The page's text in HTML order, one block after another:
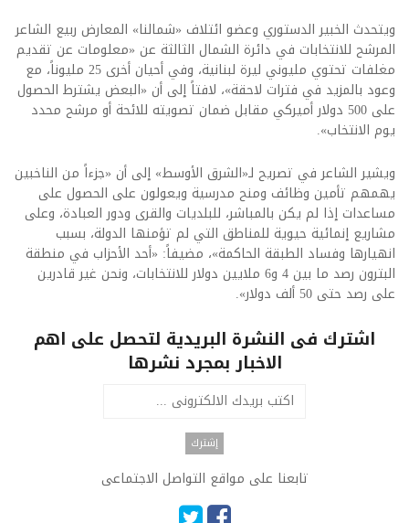
ويتحدث الخبير الدستوري وعضو ائتلاف «شمالنا» المعارض ربيع الشاعر
المرشح للانتخابات في دائرة الشمال الثالثة عن «معلومات عن تقديم
مغلفات تحتوي مليوني ليرة لبنانية، وفي أحيان أخرى 25 مليوناً، مع
وعود بالمزيد في فترات لاحقة»، لافتاً إلى أن «البعض يشترط الحصول
على 500 دولار أميركي مقابل ضمان تصويته للائحة أو مرشح محدد
يوم الانتخاب».
ويشير الشاعر في تصريح لـ«الشرق الأوسط» إلى أن «جزءاً من الناخبين
يهمهم تأمين وظائف ومنح مدرسية ويعولون على الحصول على
مساعدات إذا لم يكن بالمباشر، للبلديات والقرى ودور العبادة، وعلى
مشاريع إنمائية حيوية للمناطق التي لم تؤمنها الدولة، بسبب
انهيارها وفساد الطبقة الحاكمة»، مضيفاً: «أحد الأحزاب في منطقة
البترون رصد ما بين 4 و6 ملايين دولار للانتخابات، ونحن غير قادرين
على رصد حتى 50 ألف دولار».
اشترك فى النشرة البريدية لتحصل على اهم
الاخبار بمجرد نشرها
تابعنا على مواقع التواصل الاجتماعى